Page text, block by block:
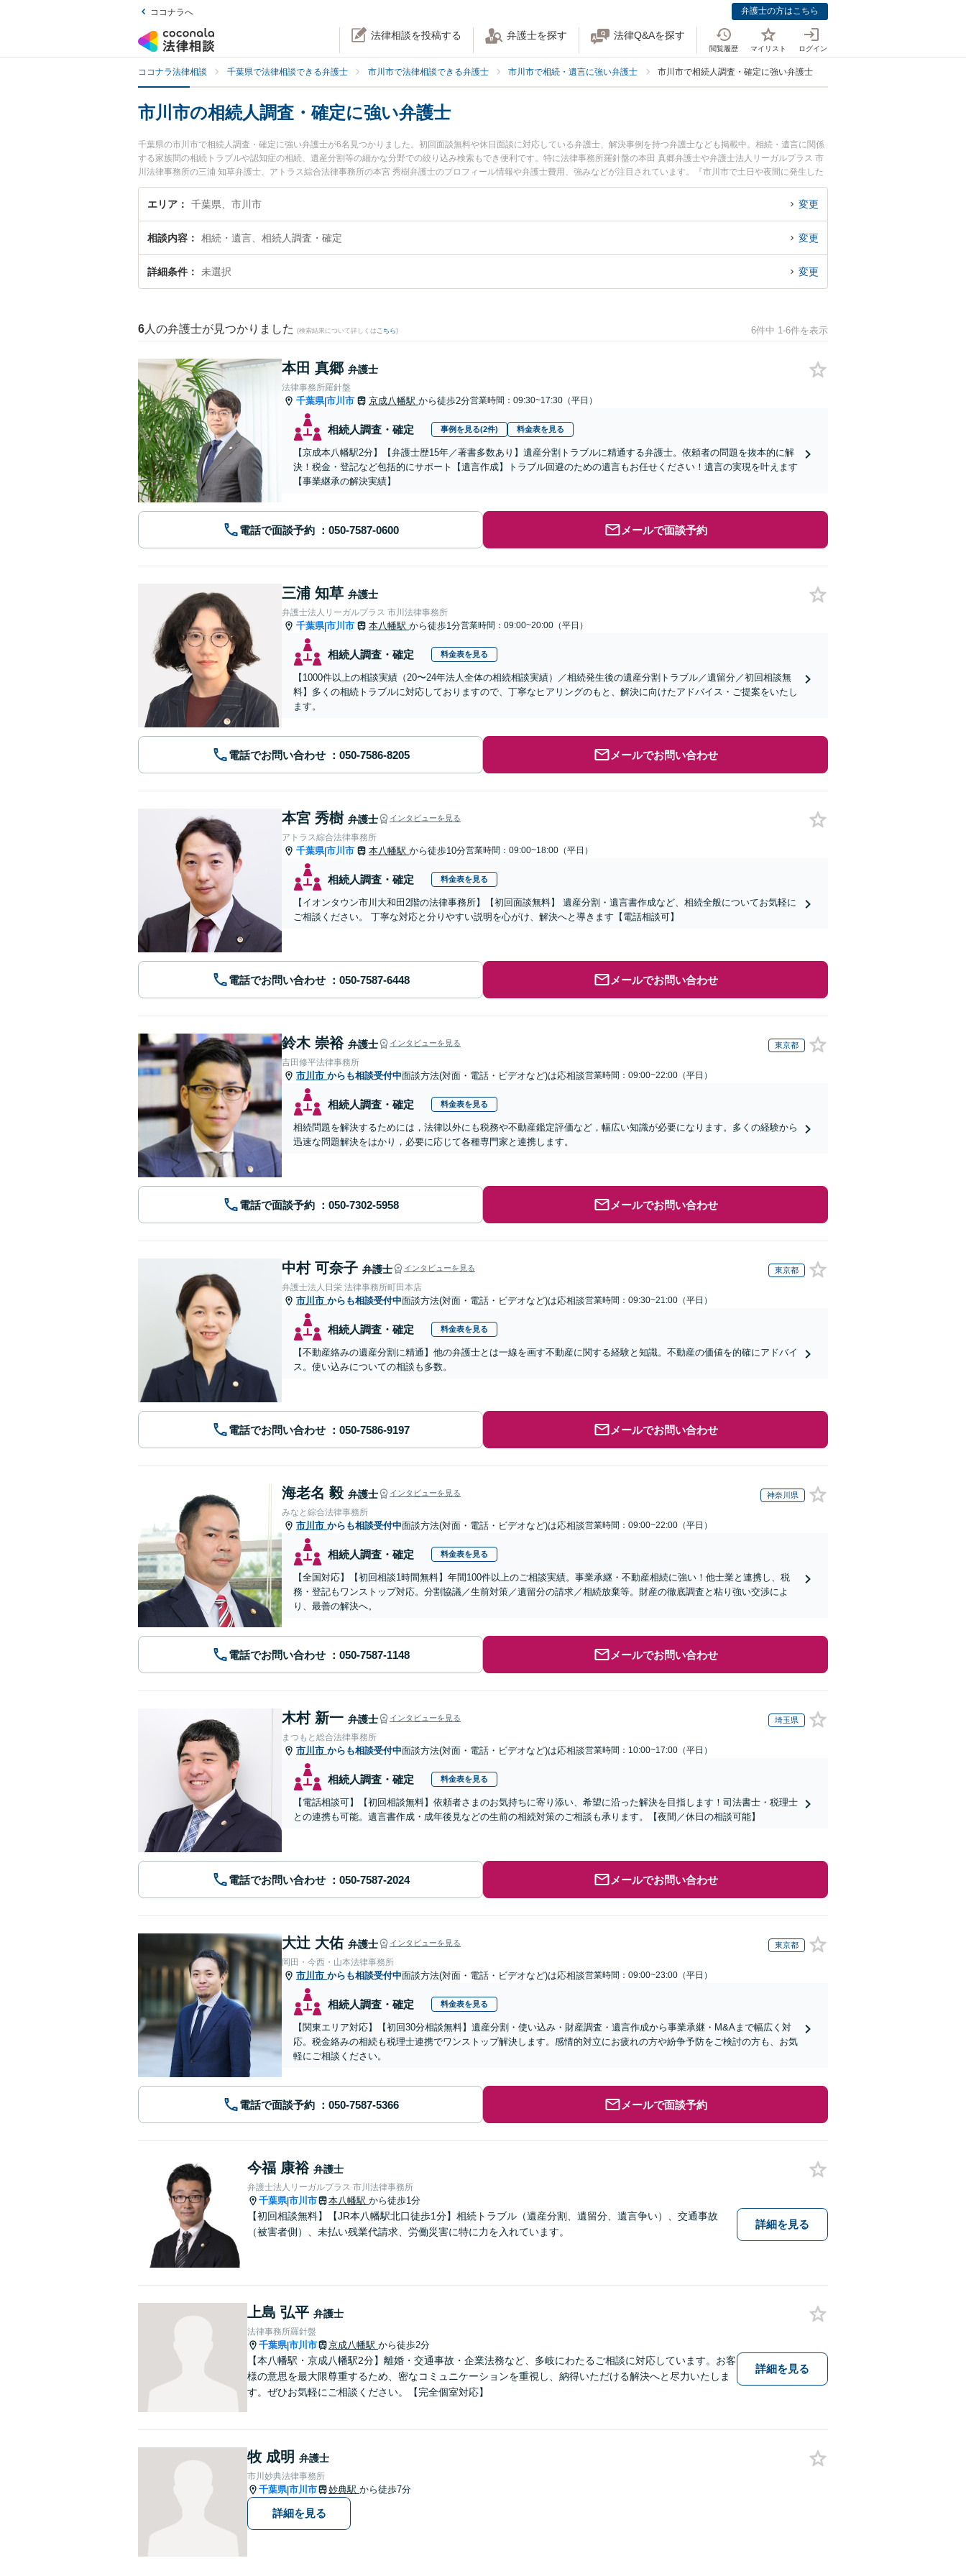
ココナラへ 弁護士の方はこちら
法律相談を投稿する 弁護士を探す 法律Q&Aを探す
閲覧履歴 マイリスト ログイン
ココナラ法律相談 千葉県で法律相談できる弁護士 市川市で法律相談できる弁護士 市川市で相続・遺言に強い弁護士 市川市で相続人調査・確定に強い弁護士
市川市の相続人調査・確定に強い弁護士
千葉県の市川市で相続人調査・確定に強い弁護士が6名見つかりました。初回面談無料や休日面談に対応している弁護士、解決事例を持つ弁護士なども掲載中。相続・遺言に関係
する家族間の相続トラブルや認知症の相続、遺産分割等の細かな分野での絞り込み検索もでき便利です。特に法律事務所羅針盤の本田 真郷弁護士や弁護士法人リーガルプラス 市
川法律事務所の三浦 知草弁護士、アトラス綜合法律事務所の本宮 秀樹弁護士のプロフィール情報や弁護士費用、強みなどが注目されています。『市川市で土日や夜間に発生した
相続人調査・確定のトラブルを今すぐに弁護士に相談したい』『相続人調査・確定のトラブル解決の実績豊富な近くの弁護士を検索したい』『初回相談無料で相続人調査・確定を
法律相談できる市川市内の弁護士に相談予約したい』などでお困りの相談者さんにおすすめです。
エリア 千葉県、市川市 変更
相談内容 相続・遺言、相続人調査・確定 変更
詳細条件 未選択 変更
6 人の弁護士が見つかりました (検索結果について詳しくは こちら) 6件中 1-6件を表示
本田 真郷 弁護士
法律事務所羅針盤
千葉県|市川市 京成八幡駅 から徒歩2分営業時間：09:30~17:30（平日）
相続人調査・確定 事例を見る(2件) 料金表を見る
【京成本八幡駅2分】【弁護士歴15年／著書多数あり】遺産分割トラブルに精通する弁護士。依頼者の問題を抜本的に解
決！税金・登記など包括的にサポート【遺言作成】トラブル回避のための遺言もお任せください！遺言の実現を叶えます
【事業継承の解決実績】
電話で面談予約 メールで面談予約
三浦 知草 弁護士
弁護士法人リーガルプラス 市川法律事務所
千葉県|市川市 本八幡駅 から徒歩1分営業時間：09:00~20:00（平日）
相続人調査・確定 料金表を見る
【1000件以上の相談実績（20〜24年法人全体の相続相談実績）／相続発生後の遺産分割トラブル／遺留分／初回相談無
料】多くの相続トラブルに対応しておりますので、丁寧なヒアリングのもと、解決に向けたアドバイス・ご提案をいたし
ます。
電話でお問い合わせ メールでお問い合わせ
本宮 秀樹 弁護士 インタビューを見る
アトラス綜合法律事務所
千葉県|市川市 本八幡駅 から徒歩10分営業時間：09:00~18:00（平日）
相続人調査・確定 料金表を見る
【イオンタウン市川大和田2階の法律事務所】【初回面談無料】 遺産分割・遺言書作成など、相続全般についてお気軽に
ご相談ください。 丁寧な対応と分りやすい説明を心がけ、解決へと導きます【電話相談可】
電話でお問い合わせ メールでお問い合わせ
鈴木 崇裕 弁護士 インタビューを見る 東京都
吉田修平法律事務所
市川市 からも相談受付中面談方法(対面・電話・ビデオなど)は応相談営業時間：09:00~22:00（平日）
相続人調査・確定 料金表を見る
相続問題を解決するためには，法律以外にも税務や不動産鑑定評価など，幅広い知識が必要になります。多くの経験から
迅速な問題解決をはかり，必要に応じて各種専門家と連携します。
電話で面談予約 メールでお問い合わせ
中村 可奈子 弁護士 インタビューを見る 東京都
弁護士法人日栄 法律事務所町田本店
市川市 からも相談受付中面談方法(対面・電話・ビデオなど)は応相談営業時間：09:30~21:00（平日）
相続人調査・確定 料金表を見る
【不動産絡みの遺産分割に精通】他の弁護士とは一線を画す不動産に関する経験と知識。不動産の価値を的確にアドバイ
ス。使い込みについての相談も多数。
電話でお問い合わせ メールでお問い合わせ
海老名 毅 弁護士 インタビューを見る 神奈川県
みなと綜合法律事務所
市川市 からも相談受付中面談方法(対面・電話・ビデオなど)は応相談営業時間：09:00~22:00（平日）
相続人調査・確定 料金表を見る
【全国対応】【初回相談1時間無料】年間100件以上のご相談実績。事業承継・不動産相続に強い！他士業と連携し、税
務・登記もワンストップ対応。分割協議／生前対策／遺留分の請求／相続放棄等。財産の徹底調査と粘り強い交渉によ
り、最善の解決へ。
電話でお問い合わせ メールでお問い合わせ
木村 新一 弁護士 インタビューを見る 埼玉県
まつもと総合法律事務所
市川市 からも相談受付中面談方法(対面・電話・ビデオなど)は応相談営業時間：10:00~17:00（平日）
相続人調査・確定 料金表を見る
【電話相談可】【初回相談無料】依頼者さまのお気持ちに寄り添い、希望に沿った解決を目指します！司法書士・税理士
との連携も可能。遺言書作成・成年後見などの生前の相続対策のご相談も承ります。【夜間／休日の相談可能】
電話でお問い合わせ メールでお問い合わせ
大辻 大佑 弁護士 インタビューを見る 東京都
岡田・今西・山本法律事務所
市川市 からも相談受付中面談方法(対面・電話・ビデオなど)は応相談営業時間：09:00~23:00（平日）
相続人調査・確定 料金表を見る
【関東エリア対応】【初回30分相談無料】遺産分割・使い込み・財産調査・遺言作成から事業承継・M&Aまで幅広く対
応。税金絡みの相続も税理士連携でワンストップ解決します。感情的対立にお疲れの方や紛争予防をご検討の方も、お気
軽にご相談ください。
電話で面談予約 メールで面談予約
今福 康裕 弁護士
弁護士法人リーガルプラス 市川法律事務所
千葉県|市川市 本八幡駅 から徒歩1分
【初回相談無料】【JR本八幡駅北口徒歩1分】相続トラブル（遺産分割、遺留分、遺言争い）、交通事故
（被害者側）、未払い残業代請求、労働災害に特に力を入れています。
詳細を見る
上島 弘平 弁護士
法律事務所羅針盤
千葉県|市川市 京成八幡駅 から徒歩2分
【本八幡駅・京成八幡駅2分】離婚・交通事故・企業法務など、多岐にわたるご相談に対応しています。お客
様の意思を最大限尊重するため、密なコミュニケーションを重視し、納得いただける解決へと尽力いたしま
す。ぜひお気軽にご相談ください。【完全個室対応】
詳細を見る
牧 成明 弁護士
市川妙典法律事務所
千葉県|市川市 妙典駅 から徒歩7分
詳細を見る